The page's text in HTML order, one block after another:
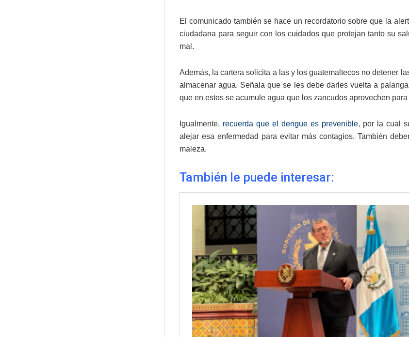
El comunicado también se hace un recordatorio sobre que la
ciudadana para seguir con los cuidados que protejan tanto su
mal.
Además, la cartera solicita a las y los guatemaltecos no detener
almacenar agua. Señala que se les debe darles vuelta a
que en estos se acumule agua que los zancudos aprovechen
Igualmente, recuerda que el dengue es prevenible, por la cual
alejar esa enfermedad para evitar más contagios. También
maleza.
También le puede interesar: